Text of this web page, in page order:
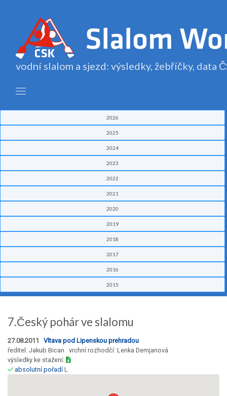
vodní slalom a sjezd: výsledky, žebříčky, data
2026
2025
2024
2023
2022
2021
2020
2019
2018
2017
2016
2015
7.Český pohár ve slalomu
27.08.2011 Vltava pod Lipenskou prehradou
ředitel: Jakub Bican vrchní rozhodčí: Lenka Demjanová
výsledky ke stažení:
absolutní pořadíL